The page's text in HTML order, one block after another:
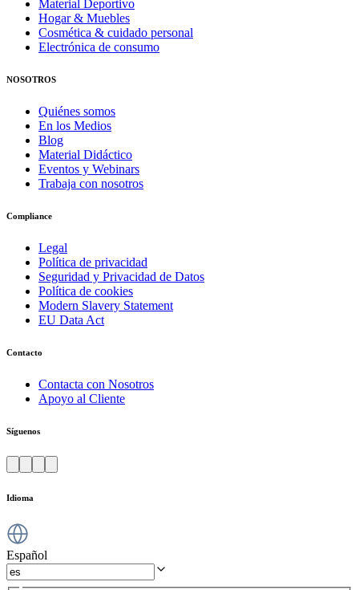
Material Deportivo
Hogar & Muebles
Cosmética & cuidado personal
Electrónica de consumo
NOSOTROS
Quiénes somos
En los Medios
Blog
Material Didáctico
Eventos y Webinars
Trabaja con nosotros
Compliance
Legal
Política de privacidad
Seguridad y Privacidad de Datos
Política de cookies
Modern Slavery Statement
EU Data Act
Contacto
Contacta con Nosotros
Apoyo al Cliente
Síguenos
Idioma
Español